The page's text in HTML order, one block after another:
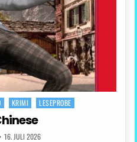
KRIMI LESEPROBE
16. JULI 2026